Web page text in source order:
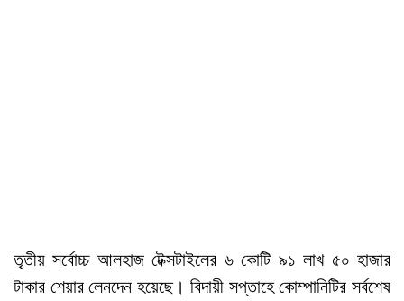
তৃতীয় সর্বোচ্চ আলহাজ টেক্সটাইলের ৬ কোটি ৯১ লাখ ৫০ হাজার
টাকার শেয়ার লেনদেন হয়েছে। বিদায়ী সপ্তাহে কোম্পানিটির সর্বশেষ